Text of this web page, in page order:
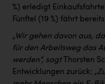
%) erledigt
Fünftel (19 %) fährt
„Wir gehen davon aus,
für den Arbeitsweg das
werden“, sagt
Thorsten
Entwicklungen zurück: